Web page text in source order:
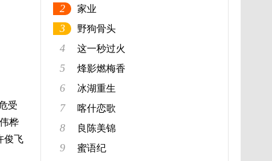
受
桦
俊飞
2 家业
3 野狗骨头
4 这一秒过火
5 烽影燃梅香
6 冰湖重生
7 喀什恋歌
8 良陈美锦
9 蜜语纪